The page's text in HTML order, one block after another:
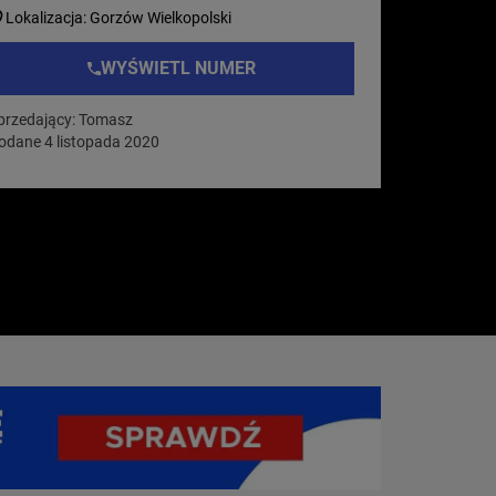
Lokalizacja: Gorzów Wielkopolski
WYŚWIETL NUMER
Tomasz
4 listopada 2020